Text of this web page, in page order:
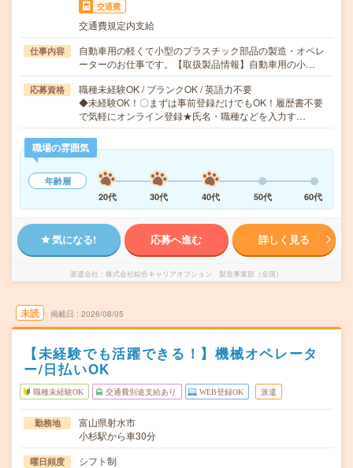
交通費
交通費規定内支給
仕事内容
自動車用の軽くて小型のプラスチック部品の製造・オペレ
ーターのお仕事です。【取扱製品情報】自動車用の小…
応募資格
職種未経験OK / ブランクOK / 英語力不要
◆未経験OK！〇まずは事前登録だけでもOK！履歴書不要
で気軽にオンライン登録★氏名・職種などを入力す…
職場の雰囲気
年齢層
20代
30代 40代 50代 60代
気になる! 応募へ進む 詳しく見る
派遣会社 株式会社綜合キャリアオプション 製造事業部（全国）
未読 掲載日 2026/08/05
【未経験でも活躍できる！】機械オペレータ
ー/日払いOK
職種未経験OK 交通費別途支給あり WEB登録OK 派遣
勤務地
富山県射水市
小杉駅から車30分
曜日頻度 シフト制